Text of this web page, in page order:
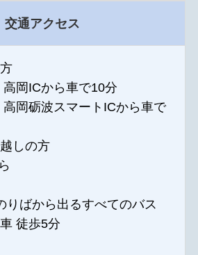
交通アクセス
高岡ICから車で10分
高岡砺波スマートICから車で
しの方
りばから出るすべてのバス
徒歩5分